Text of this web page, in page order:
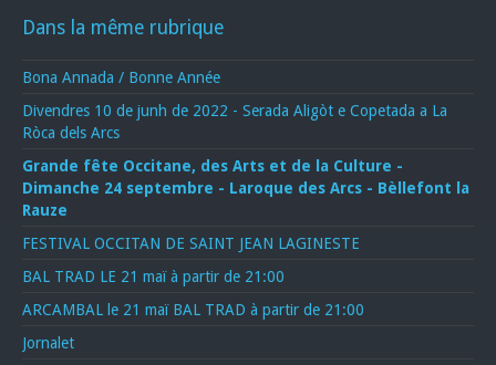
Dans la même rubrique
Bona Annada / Bonne Année
Divendres 10 de junh de 2022 - Serada Aligòt e Copetada a La
Ròca dels Arcs
Grande fête Occitane, des Arts et de la Culture -
Dimanche 24 septembre - Laroque des Arcs - Bèllefont la
Rauze
FESTIVAL OCCITAN DE SAINT JEAN LAGINESTE
BAL TRAD LE 21 maï à partir de 21:00
ARCAMBAL le 21 maï BAL TRAD à partir de 21:00
Jornalet